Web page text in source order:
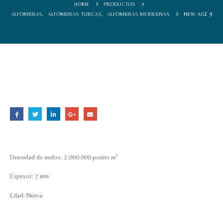
HOME
PRODUCTOS
ALFOMBRAS
ALFOMBRAS TURCAS ALFOMBRAS MODERNAS NEW AGE 9
Densidad de nudos: 2.000.000 points m2
Espesor: 7 mm
Edad: Nueva